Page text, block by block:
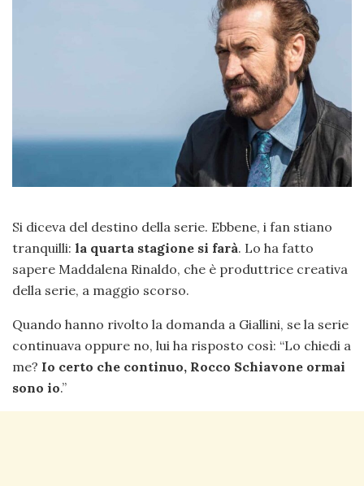
Si diceva del destino della serie. Ebbene, i fan stiano
tranquilli: la quarta stagione si farà. Lo ha fatto
sapere Maddalena Rinaldo, che è produttrice creativa
della serie, a maggio scorso.
Quando hanno rivolto la domanda a Giallini, se la serie
continuava oppure no, lui ha risposto così: “Lo chiedi a
me? Io certo che continuo, Rocco Schiavone ormai
sono io.”